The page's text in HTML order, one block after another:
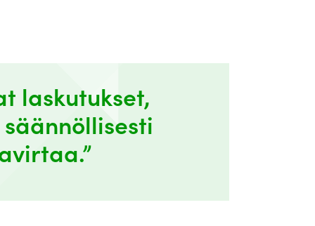
laskutukset,